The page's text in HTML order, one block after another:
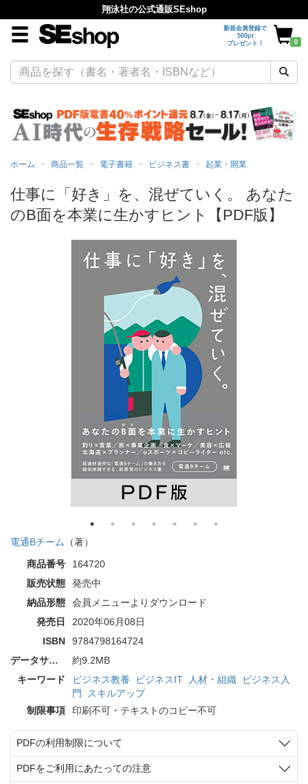
翔泳社の公式通販SEshop
新規会員登録で
500pt
プレゼント！
0
ホーム 商品一覧 電子書籍 ビジネス書 起業・開業
仕事に「好き」を、混ぜていく。 あなた
のB面を本業に生かすヒント【PDF版】
電通Bチーム
（著）
商品番号
164720
販売状態
発売中
納品形態
会員メニューよりダウンロード
発売日
2020年06月08日
ISBN
9784798164724
データサイズ
約9.2MB
キーワード
ビジネス教養 ビジネスIT 人材・組織
ビジネス入
門
スキルアップ
制限事項
印刷不可・テキストのコピー不可
PDFの利用制限について
PDFをご利用にあたっての注意